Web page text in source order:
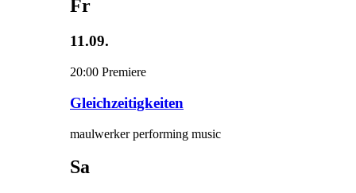
Fr
11.09.
20:00 Premiere
Gleichzeitigkeiten
maulwerker performing music
Sa